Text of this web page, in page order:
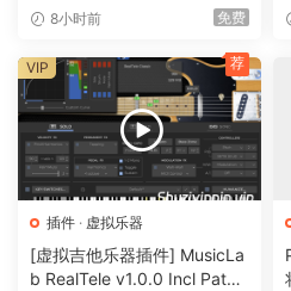
它完全支持 MPE 和复音触后，每
或任何支持 MPE 的控制器搭配使
生动的音景，每一次触键都带来新
发行说明
支持的操作系统：
• macOS 14.0 或更高版本
a Synchron Player v1.3.302
8小时前 免费
插件 · 虚拟乐器
[虚拟吉他乐器插件] MusicLa
b RealTele v1.0.0 Incl Patch
VIP 荐